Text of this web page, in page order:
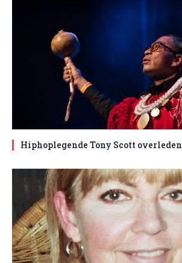
Hiphoplegende Tony Scott overleden